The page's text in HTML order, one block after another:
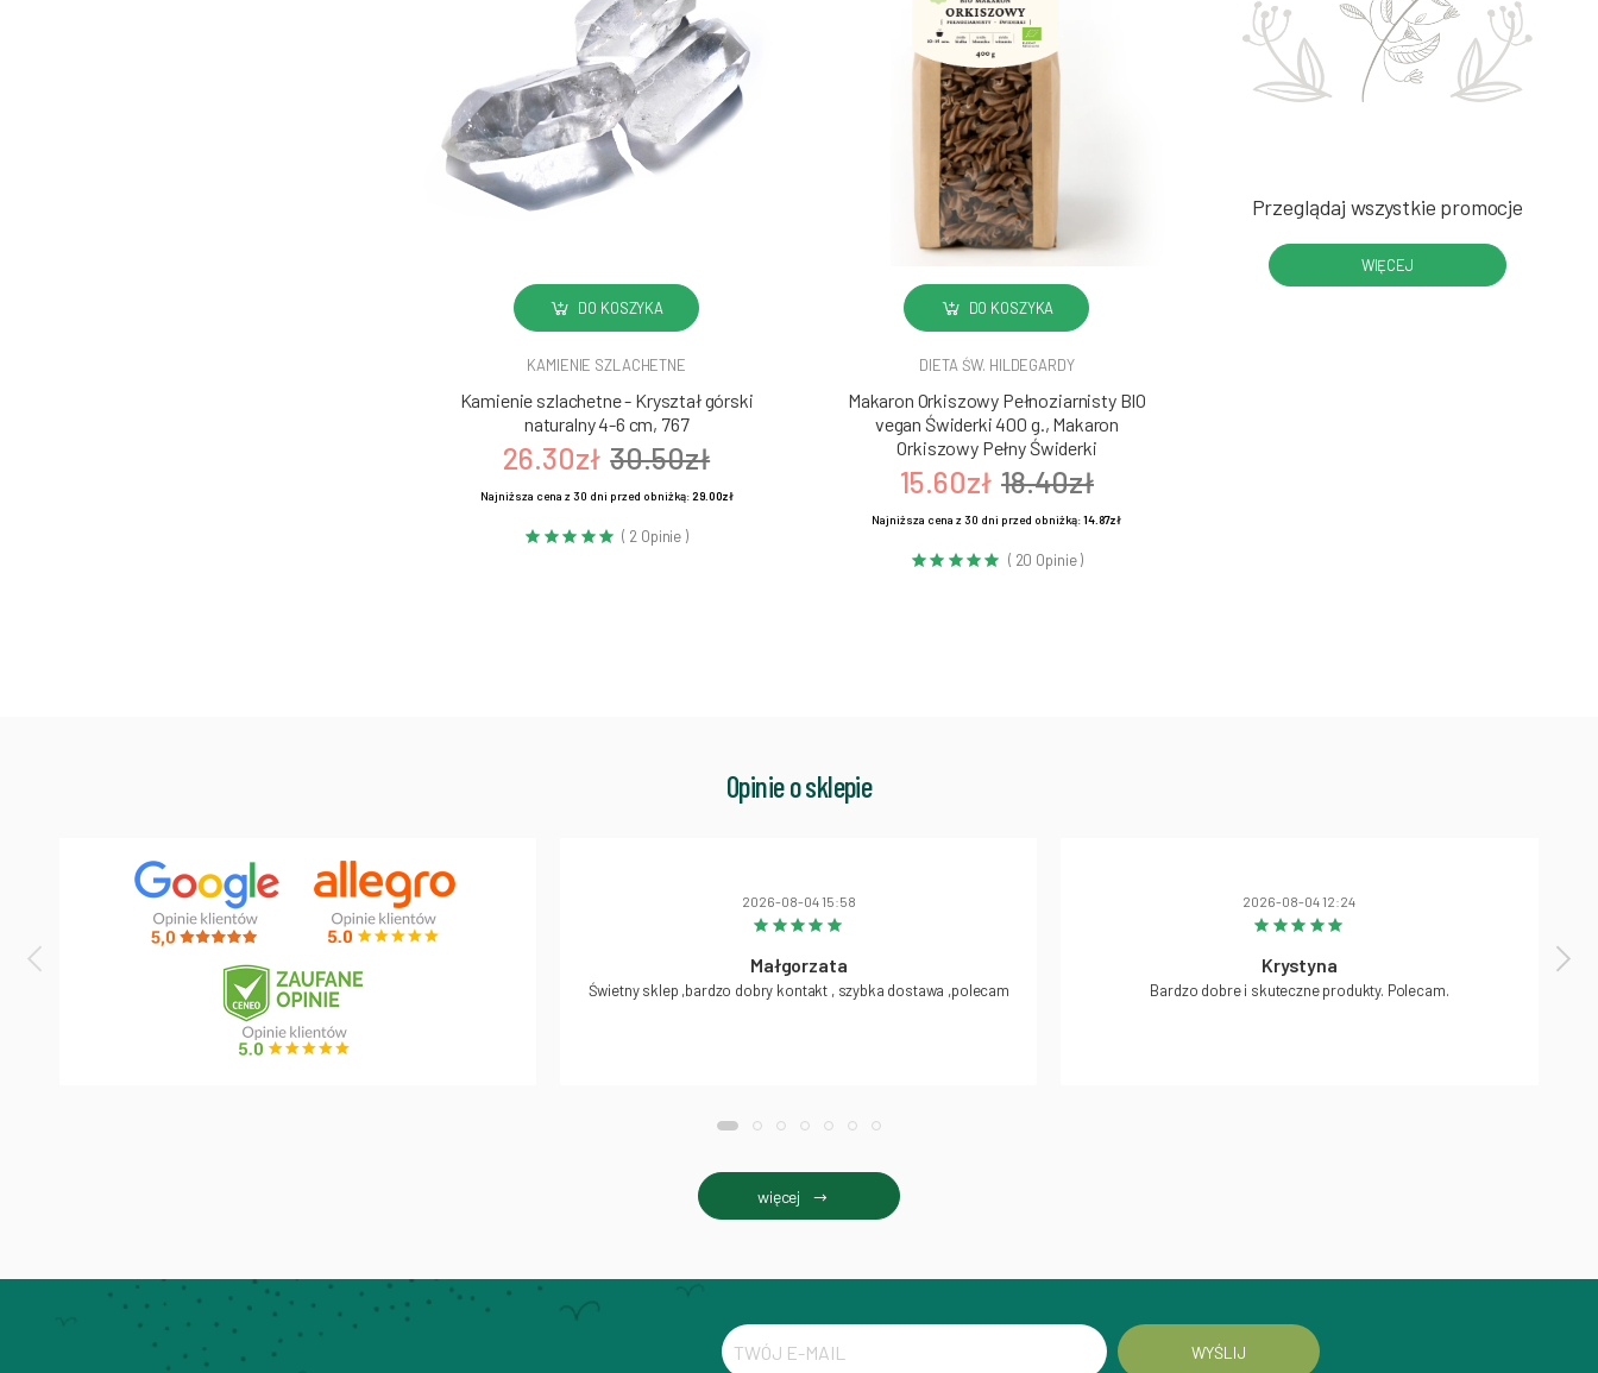
DO KOSZYKA
KAMIENIE SZLACHETNE
Kamienie szlachetne - Kryształ górski
naturalny 4-6 cm, 767
26.30zł 30.50zł
Najniższa cena z 30 dni przed obniżką:29.00zł
( 2 Opinie )
DO KOSZYKA
DIETA ŚW. HILDEGARDY
Makaron Orkiszowy Pełnoziarnisty BIO
vegan Świderki 400 g., Makaron
Orkiszowy Pełny Świderki
15.60zł 18.40zł
Najniższa cena z 30 dni przed obniżką:14.87zł
( 20 Opinie )
Przeglądaj wszystkie promocje
WIĘCEJ
Opinie o sklepie
2026-08-04 15:58
Małgorzata
Świetny sklep ,bardzo dobry kontakt , szybka dostawa ,polecam
2026-08-04 12:24
Krystyna
Bardzo dobre i skuteczne produkty. Polecam.
więcej
WYŚLIJ